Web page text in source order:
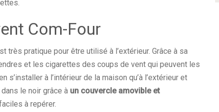
Com-Four
très pratique pour être utilisé à l’extérieur. Grâce à sa
et les cigarettes des coups de vent qui peuvent les
à l’intérieur de la maison qu’à l’extérieur et
le noir grâce à un couvercle amovible et
à repérer.